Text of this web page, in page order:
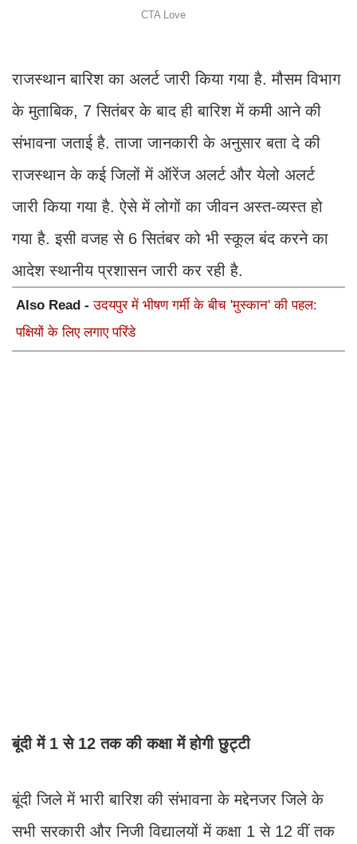
राजस्थान बारिश का अलर्ट जारी किया गया है. मौसम विभाग
के मुताबिक, 7 सितंबर के बाद ही बारिश में कमी आने की
संभावना जताई है. ताजा जानकारी के अनुसार बता दे की
राजस्थान के कई जिलों में ऑरेंज अलर्ट और येलो अलर्ट
जारी किया गया है. ऐसे में लोगों का जीवन अस्त-व्यस्त हो
गया है. इसी वजह से 6 सितंबर को भी स्कूल बंद करने का
आदेश स्थानीय प्रशासन जारी कर रही है.
Also Read -उदयपुर में भीषण गर्मी के बीच 'मुस्कान' की पहल:
पक्षियों के लिए लगाए परिंडे
बूंदी में 1 से 12 तक की कक्षा में होगी छुट्टी
बूंदी जिले में भारी बारिश की संभावना के मद्देनजर जिले के
सभी सरकारी और निजी विद्यालयों में कक्षा 1 से 12 वीं तक